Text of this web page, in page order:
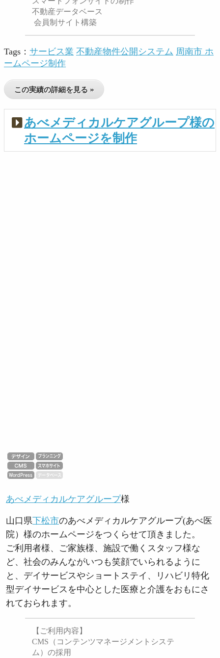
不動産データベース
会員制サイト構築
Tags： サービス業 不動産物件公開システム 周南市 ホ
ームページ制作
この実績の詳細を見る »
あべメディカルケアグループ様の
ホームページを制作
あべメディカルケアグループ様
山口県下松市のあべメディカルケアグループ(あべ医
院）様のホームページをつくらせて頂きました。
ご利用者様、ご家族様、施設で働くスタッフ様な
ど、社会のみんながいつも笑顔でいられるように
と、デイサービスやショートステイ、リハビリ特化
型デイサービスを中心とした医療と介護をおもにさ
れておられます。
【ご利用内容】
CMS（コンテンツマネージメントシステ
ム）の採用